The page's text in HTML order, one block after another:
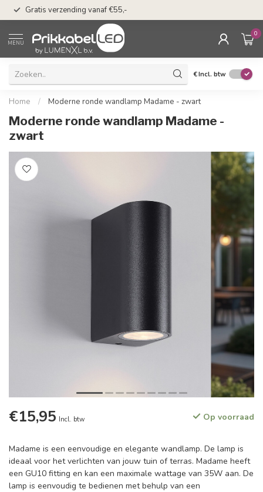
Gratis verzending vanaf €55,-
MENU
0
€Incl. btw
Home / Moderne ronde wandlamp Madame - zwart
Moderne ronde wandlamp Madame -
zwart
€15,95 Incl. btw Op voorraad
Madame is een eenvoudige en elegante wandlamp. De lamp is
ideaal voor het verlichten van jouw tuin of terras. Madame heeft
een GU10 fitting en kan een maximale wattage van 35W aan. De
lamp is eenvoudig te bedienen met behulp van een